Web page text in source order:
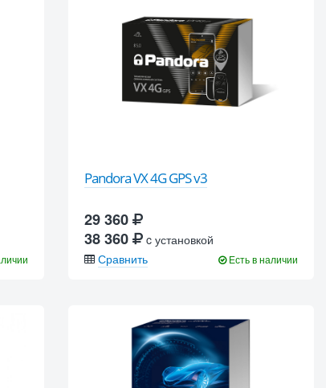
Pandora VX 4G GPS v3
29 360
38 360
c установкой
Сравнить
Есть в наличии